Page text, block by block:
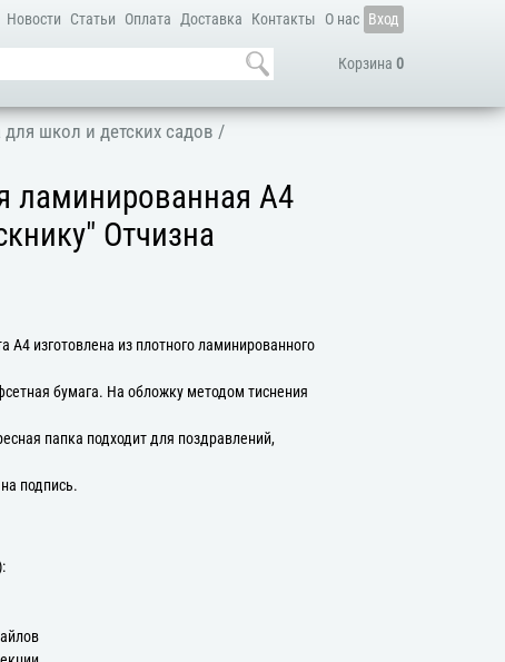
Новости Статьи Оплата Доставка Контакты О нас Вход
Корзина 0
для школ и детских садов /
ламинированная А4
Отчизна
изготовлена из плотного ламинированного
бумага. На обложку методом тиснения
папка подходит для поздравлений,
подпись.